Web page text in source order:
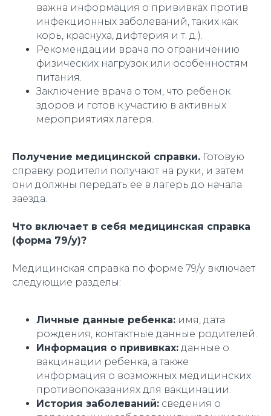
важна информация о прививках против
инфекционных заболеваний, таких как
корь, краснуха, дифтерия и т. д.).
Рекомендации врача по ограничению
физических нагрузок или особенностям
питания.
Заключение врача о том, что ребенок
здоров и готов к участию в активных
мероприятиях лагеря.
Получение медицинской справки. Готовую
справку родители получают на руки, и затем
они должны передать ее в лагерь до начала
заезда.
Что включает в себя медицинская справка
(форма 79/у)?
Медицинская справка по форме 79/у включает
следующие разделы:
Личные данные ребенка: имя, дата
рождения, контактные данные родителей.
Информация о прививках: данные о
вакцинации ребенка, а также
информация о возможных медицинских
противопоказаниях для вакцинации.
История заболеваний: сведения о